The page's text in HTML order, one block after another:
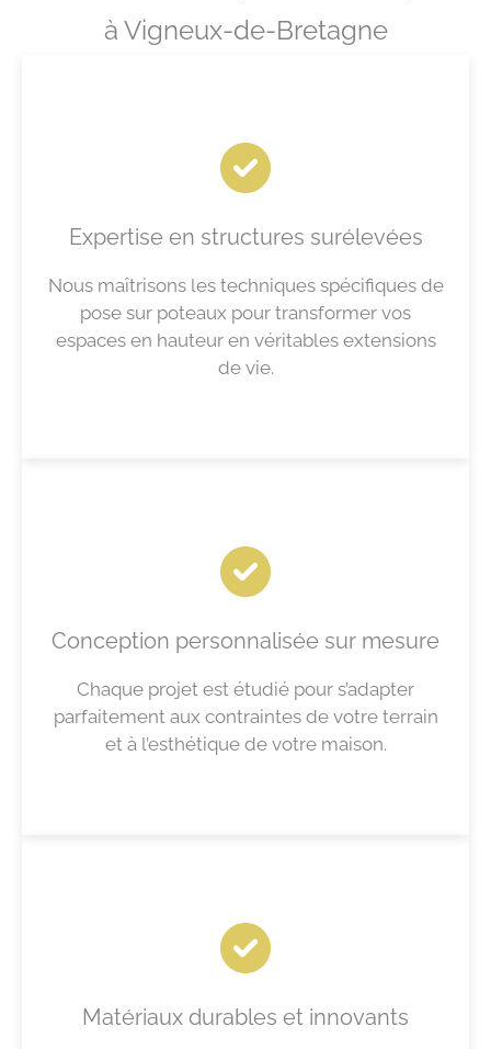
à Vigneux-de-Bretagne
Expertise en structures surélevées
Nous maîtrisons les techniques spécifiques de
pose sur poteaux pour transformer vos
espaces en hauteur en véritables extensions
de vie.
Conception personnalisée sur mesure
Chaque projet est étudié pour s’adapter
parfaitement aux contraintes de votre terrain
et à l’esthétique de votre maison.
Matériaux durables et innovants